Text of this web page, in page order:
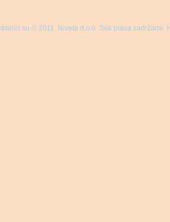
su © 2011. Niveta d.o.o. Sva prava zadržana.